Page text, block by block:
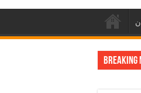
Breaking